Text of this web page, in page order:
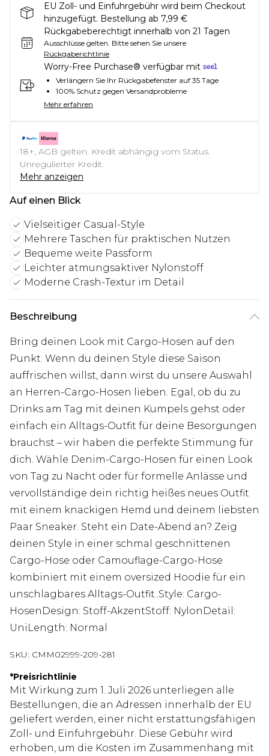
EU Zoll- und Einfuhrgebühr wird beim Checkout
hinzugefügt. Bestellung ab 7,99 €
Rückgabeberechtigt innerhalb von 21 Tagen
Ausschlüsse gelten. Bitte sehen Sie unsere
Rückgaberichtlinie
Worry-Free Purchase® verfügbar mit
Verlängern Sie Ihr Rückgabefenster auf 35 Tage
100% Schutz gegen Versandprobleme
Mehr erfahren
18+, AGB gelten. Kredit abhängig vom Status.
Unregulierter Kredit.
Mehr anzeigen
Auf einen Blick
Vielseitiger Casual-Style
Mehrere Taschen für praktischen Nutzen
Bequeme weite Passform
Leichter atmungsaktiver Nylonstoff
Moderne Crash-Textur im Detail
Beschreibung
Bring deinen Look mit Cargo-Hosen auf den
Punkt. Wenn du deinen Style diese Saison
auffrischen willst, dann wirst du unsere Auswahl
an Herren-Cargo-Hosen lieben. Egal, ob du zu
Drinks am Tag mit deinen Kumpels gehst oder
einfach ein Alltags-Outfit für deine Besorgungen
brauchst – wir haben die perfekte Stimmung für
dich. Wähle Denim-Cargo-Hosen für einen Look
von Tag zu Nacht oder für formelle Anlässe und
vervollständige dein richtig heißes neues Outfit
mit einem knackigen Hemd und deinem liebsten
Paar Sneaker. Steht ein Date-Abend an? Zeig
deinen Style in einer schmal geschnittenen
Cargo-Hose oder Camouflage-Cargo-Hose
kombiniert mit einem oversized Hoodie für ein
unschlagbares Alltags-Outfit..Style: Cargo-
HosenDesign: Stoff-AkzentStoff: NylonDetail:
UniLength: Normal
SKU: CMM02999-209-281
*Preisrichtlinie
Mit Wirkung zum 1. Juli 2026 unterliegen alle
Bestellungen, die an Adressen innerhalb der EU
geliefert werden, einer nicht erstattungsfähigen
Zoll- und Einfuhrgebühr. Diese Gebühr wird
erhoben, um die Kosten im Zusammenhang mit